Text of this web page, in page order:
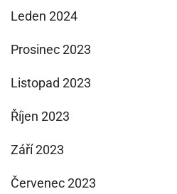
Leden 2024
Prosinec 2023
Listopad 2023
Říjen 2023
Září 2023
Červenec 2023